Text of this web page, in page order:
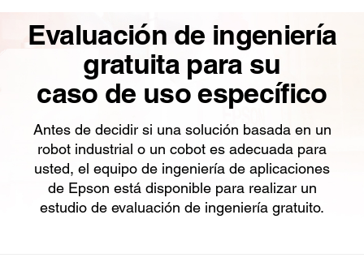
Evaluación de ingeniería
gratuita para su
caso de uso específico
Antes de decidir si una solución basada en un
robot industrial o un cobot es adecuada para
usted, el equipo de ingeniería de aplicaciones
de Epson está disponible para realizar un
estudio de evaluación de ingeniería gratuito.